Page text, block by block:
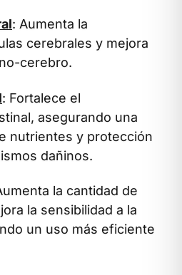
: Aumenta la
cerebrales y mejora
cerebro.
: Fortalece el
asegurando una
nutrientes y protección
dañinos.
la cantidad de
la sensibilidad a la
un uso más eficiente